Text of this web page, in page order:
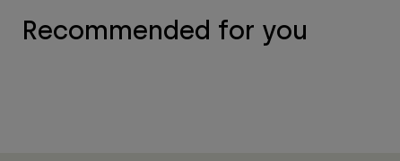
Recommended for you